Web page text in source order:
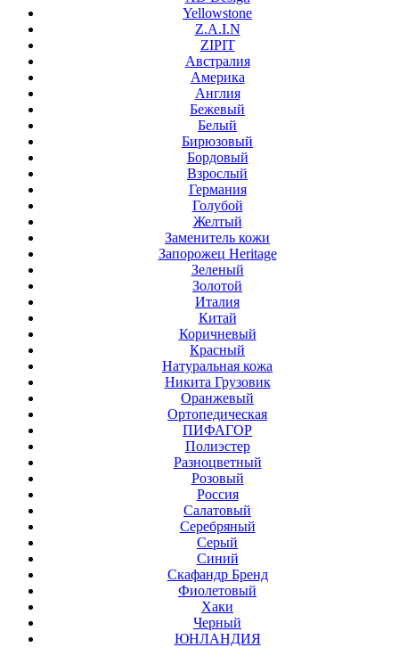
Yellowstone
Z.A.I.N
ZIPIT
Австралия
Америка
Англия
Бежевый
Белый
Бирюзовый
Бордовый
Взрослый
Германия
Голубой
Желтый
Заменитель кожи
Запорожец Heritage
Зеленый
Золотой
Италия
Китай
Коричневый
Красный
Натуральная кожа
Никита Грузовик
Оранжевый
Ортопедическая
ПИФАГОР
Полиэстер
Разноцветный
Розовый
Россия
Салатовый
Серебряный
Серый
Синий
Скафандр Бренд
Фиолетовый
Хаки
Черный
ЮНЛАНДИЯ